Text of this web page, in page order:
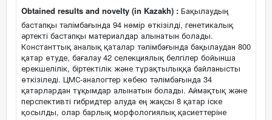
Obtained results and novelty (in Kazakh) : Бақылаудың
бастапқы тәлімбағында 94 нөмір өткізілді, генетикалық
әртекті бастапқы материалдар алынатын болады.
Константтық аналық қаталар тәлімбағында бақылаудан 800
қатар өтуде, бағалау 42 селекциялық белгілер бойынша
ерекшелілік, біртектілік және тұрақтылыққа байланысты
өткізіледі. ЦМС-аналогтер көбею тәлімбағында 34
қатарлардан тұқымдар алынатын болады. Аймақтық және
перспективті гибридтер алуда ең жақсы 8 қатар іске
қосылды, олар барлық морфологиялық қасиеттеріне